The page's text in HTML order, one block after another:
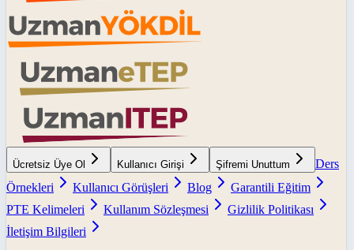
Ücretsiz Üye Ol Kullanıcı Girişi Şifremi Unuttum
Ders
Örnekleri
Kullanıcı Görüşleri Blog
Garantili Eğitim
PTE Kelimeleri
Kullanım Sözleşmesi
Gizlilik Politikası
İletişim Bilgileri